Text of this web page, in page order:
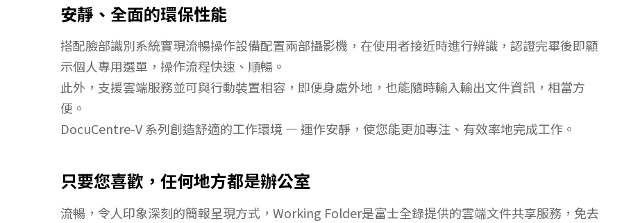
安靜、全面的環保性能
搭配臉部識別系統實現流暢操作設備配置兩部攝影機，在使用者接近時進行辨識，認證完畢後即顯
示個人專用選單，操作流程快速、順暢。
此外，支援雲端服務並可與行動裝置相容，即便身處外地，也能隨時輸入輸出文件資訊，相當方
便。
DocuCentre-V 系列創造舒適的工作環境 — 運作安靜，使您能更加專注、有效率地完成工作。
只要您喜歡，任何地方都是辦公室
流暢，令人印象深刻的簡報呈現方式，Working Folder是富士全錄提供的雲端文件共享服務，免去